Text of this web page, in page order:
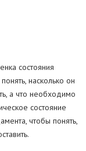
состояния
насколько он
а что необходимо
состояние
чтобы понять,